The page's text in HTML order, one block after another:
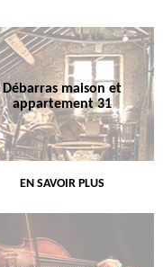
Débarras maison et
appartement 31
EN SAVOIR PLUS